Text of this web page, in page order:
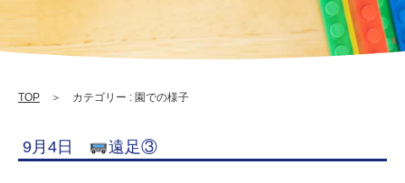
明
善
保
TOP ＞ カテゴリー : 園での様子
9月4日 遠足③